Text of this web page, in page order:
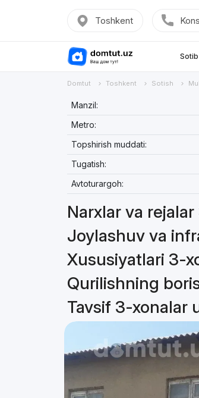
Toshkent
Domtut Toshkent Sotish
Manzil:
Metro:
Topshirish muddati:
Tugatish:
Avtoturargoh:
Narxlar va
Joylashuv va
Xususiyatlari 3-
Qurilishning
Tavsif 3-xonalar